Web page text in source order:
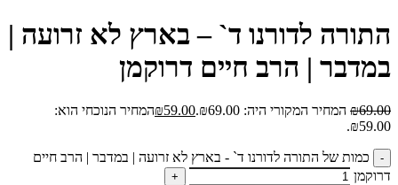
התורה לדורנו ד` – בארץ לא זרועה |
במדבר | הרב חיים דרוקמן
₪69.00 המחיר המקורי היה: ₪69.00. ₪59.00
המחיר הנוכחי הוא:
₪59.00.
כמות של התורה לדורנו ד` - בארץ לא זרועה | במדבר | הרב חיים
דרוקמן